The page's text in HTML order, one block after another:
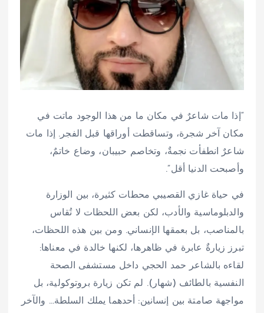
“إذا مات شاعرٌ في مكان ما من هذا الوجود ماتت في
مكان آخر شجرة، وتساقطت أوراقها قبل الفجر. إذا مات
شاعرٌ انطفأت نجمةٌ، وتخاصم حبيبان، وضاع خاتمٌ،
وأصبحت الدنيا أقل”.
في حياة غازي القصيبي محطات كثيرة، بين الوزارة
والدبلوماسية والأدب، لكن بعض اللحظات لا تُقاس
بالمناصب، بل بعمقها الإنساني. ومن بين هذه اللحظات،
تبرز زيارةٌ عابرة في ظاهرها، لكنها خالدة في معناها:
لقاءه بالشاعر حمد الحجي داخل مستشفى الصحة
النفسية بالطائف (شهار). لم تكن زيارة بروتوكولية، بل
مواجهة صامتة بين إنسانين: أحدهما يملك السلطة… والآخر